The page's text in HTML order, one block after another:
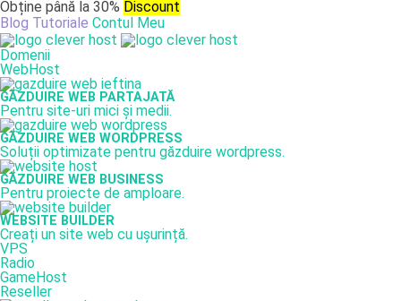
Obține până la 30% Discount
Blog Tutoriale Contul Meu
Domenii
WebHost
GĂZDUIRE WEB PARTAJATĂ
Pentru site-uri mici și medii.
GĂZDUIRE WEB WORDPRESS
Soluții optimizate pentru găzduire wordpress.
GĂZDUIRE WEB BUSINESS
Pentru proiecte de amploare.
WEBSITE BUILDER
Creați un site web cu ușurință.
VPS
Radio
GameHost
Reseller